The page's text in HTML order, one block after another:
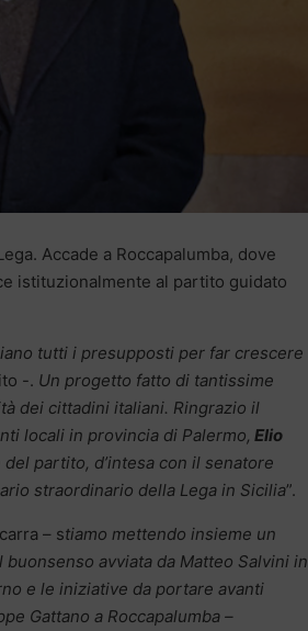
Accade a Roccapalumba, dove
istituzionalmente al partito guidato
tutti i presupposti per far crescere
-. Un progetto fatto di tantissime
dei cittadini italiani. Ringrazio il
locali in provincia di Palermo, Elio
partito, d’intesa con il senatore
straordinario della Lega in Sicilia”.
– stiamo mettendo insieme un
avviata da Matteo Salvini in
e le iniziative da portare avanti
Gattano a Roccapalumba –